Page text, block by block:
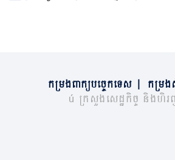
កម្រងពាក្យបច្ចេកទេស កម្រ
© ក្រសួងសេដ្ឋកិច្ច និងហិរញ្